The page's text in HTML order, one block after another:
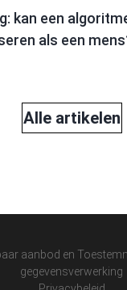
kan een
als een
Alle artikelen
aanbod en
gegevensverwerking